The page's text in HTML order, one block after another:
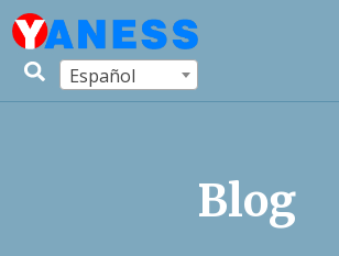
Español
Blog